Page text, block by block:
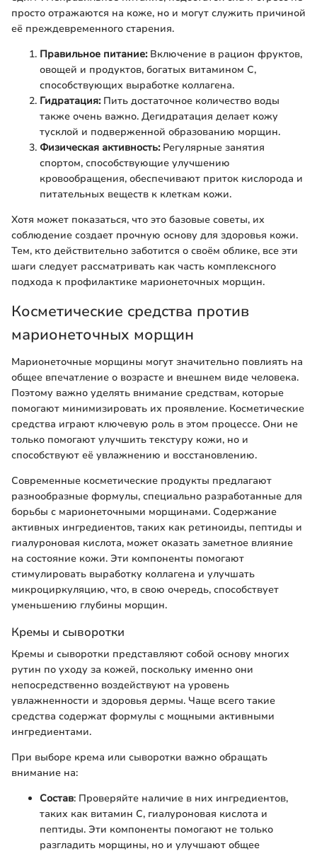
просто отражаются на коже, но и могут служить причиной
её преждевременного старения.
Правильное питание:Включение в рацион фруктов,
овощей и продуктов, богатых витамином C,
способствующих выработке коллагена.
Гидратация:Пить достаточное количество воды
также очень важно. Дегидратация делает кожу
тусклой и подверженной образованию морщин.
Физическая активность:Регулярные занятия
спортом, способствующие улучшению
кровообращения, обеспечивают приток кислорода и
питательных веществ к клеткам кожи.
Хотя может показаться, что это базовые советы, их
соблюдение создает прочную основу для здоровья кожи.
Тем, кто действительно заботится о своём облике, все эти
шаги следует рассматривать как часть комплексного
подхода к профилактике марионеточных морщин.
Косметические средства против
марионеточных морщин
Марионеточные морщины могут значительно повлиять на
общее впечатление о возрасте и внешнем виде человека.
Поэтому важно уделять внимание средствам, которые
помогают минимизировать их проявление. Косметические
средства играют ключевую роль в этом процессе. Они не
только помогают улучшить текстуру кожи, но и
способствуют её увлажнению и восстановлению.
Современные косметические продукты предлагают
разнообразные формулы, специально разработанные для
борьбы с марионеточными морщинами. Содержание
активных ингредиентов, таких как ретиноиды, пептиды и
гиалуроновая кислота, может оказать заметное влияние
на состояние кожи. Эти компоненты помогают
стимулировать выработку коллагена и улучшать
микроциркуляцию, что, в свою очередь, способствует
уменьшению глубины морщин.
Кремы и сыворотки
Кремы и сыворотки представляют собой основу многих
рутин по уходу за кожей, поскольку именно они
непосредственно воздействуют на уровень
увлажненности и здоровья дермы. Чаще всего такие
средства содержат формулы с мощными активными
ингредиентами.
При выборе крема или сыворотки важно обращать
внимание на:
Состав: Проверяйте наличие в них ингредиентов,
таких как витамин C, гиалуроновая кислота и
пептиды. Эти компоненты помогают не только
разгладить морщины, но и улучшают общее